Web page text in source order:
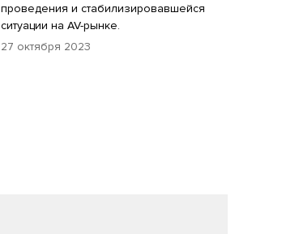
проведения и стабилизировавшейся
ситуации на AV-рынке.
27 октября 2023